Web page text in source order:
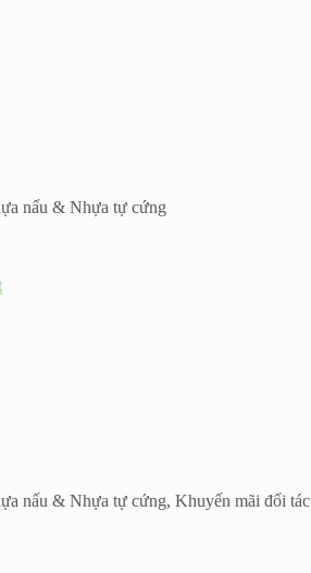
nấu & Nhựa tự cứng
nấu & Nhựa tự cứng, Khuyến mãi đối tác